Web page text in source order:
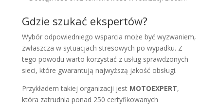
Gdzie szukać ekspertów?
Wybór odpowiedniego wsparcia może być wyzwaniem,
zwłaszcza w sytuacjach stresowych po wypadku. Z
tego powodu warto korzystać z usług sprawdzonych
sieci, które gwarantują najwyższą jakość obsługi.
Przykładem takiej organizacji jest MOTOEXPERT,
która zatrudnia ponad 250 certyfikowanych